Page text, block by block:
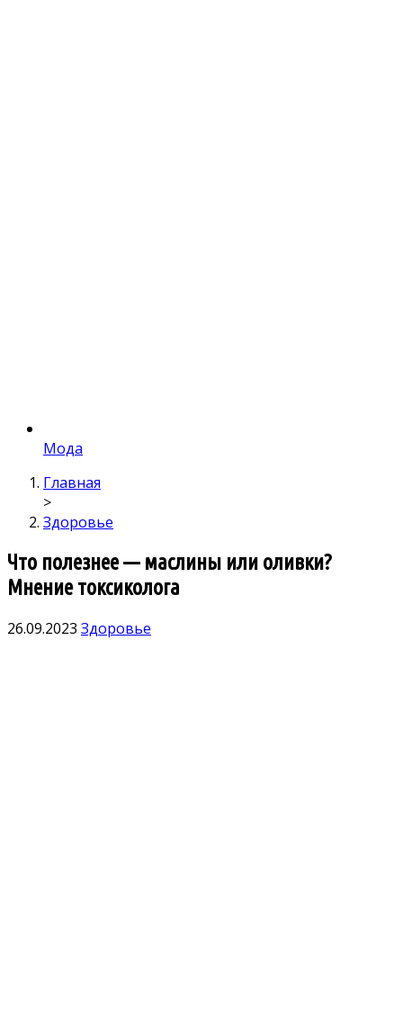
Мода
Главная
>
Здоровье
Что полезнее — маслины или оливки?
Мнение токсиколога
26.09.2023 Здоровье